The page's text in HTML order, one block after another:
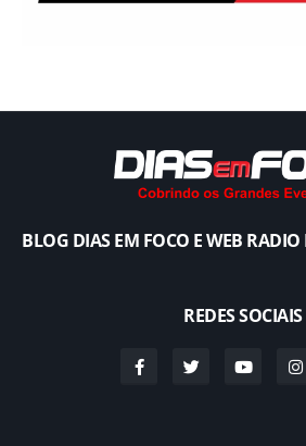
BLOG DIAS EM FOCO E WEB
REDES SOCIAIS